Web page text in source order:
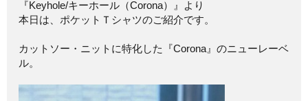
『Keyhole/キーホール（Corona）』より
本日は、ポケットＴシャツのご紹介です。
カットソー・ニットに特化した『Corona』のニューレーベ
ル。